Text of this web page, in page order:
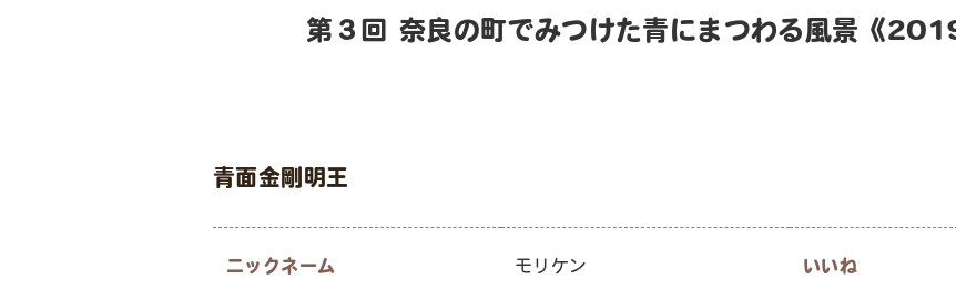
第３回 奈良の町でみつけた青にまつわる風景《
青面金剛明王
ニックネーム モリケン いいね